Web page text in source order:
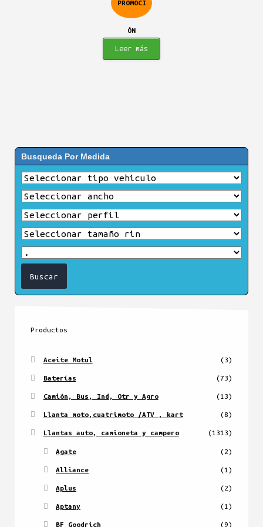
PROMOCI
ÓN
$733.900.$598.900.
Leer más
Busqueda Por Medida
Productos
Aceite Motul (3)
Baterías (73)
Camión, Bus, Ind, Otr y Agro (13)
Llanta moto,cuatrimoto /ATV , kart (8)
Llantas auto, camioneta y campero (1313)
Agate (2)
Alliance (1)
Aplus (2)
Aptany (1)
BF Goodrich (9)